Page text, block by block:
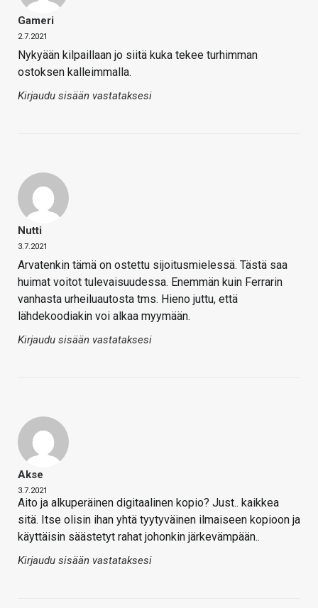
Gameri
2.7.2021
Nykyään kilpaillaan jo siitä kuka tekee turhimman
ostoksen kalleimmalla.
Kirjaudu sisään vastataksesi
Nutti
3.7.2021
Arvatenkin tämä on ostettu sijoitusmielessä. Tästä saa
huimat voitot tulevaisuudessa. Enemmän kuin Ferrarin
vanhasta urheiluautosta tms. Hieno juttu, että
lähdekoodiakin voi alkaa myymään.
Kirjaudu sisään vastataksesi
Akse
3.7.2021
Aito ja alkuperäinen digitaalinen kopio? Just.. kaikkea
sitä. Itse olisin ihan yhtä tyytyväinen ilmaiseen kopioon ja
käyttäisin säästetyt rahat johonkin järkevämpään..
Kirjaudu sisään vastataksesi